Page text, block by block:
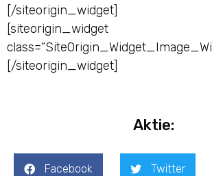
[/siteorigin_widget]
[siteorigin_widget
[/siteorigin_widget]
Aktie:
Facebook Twitter